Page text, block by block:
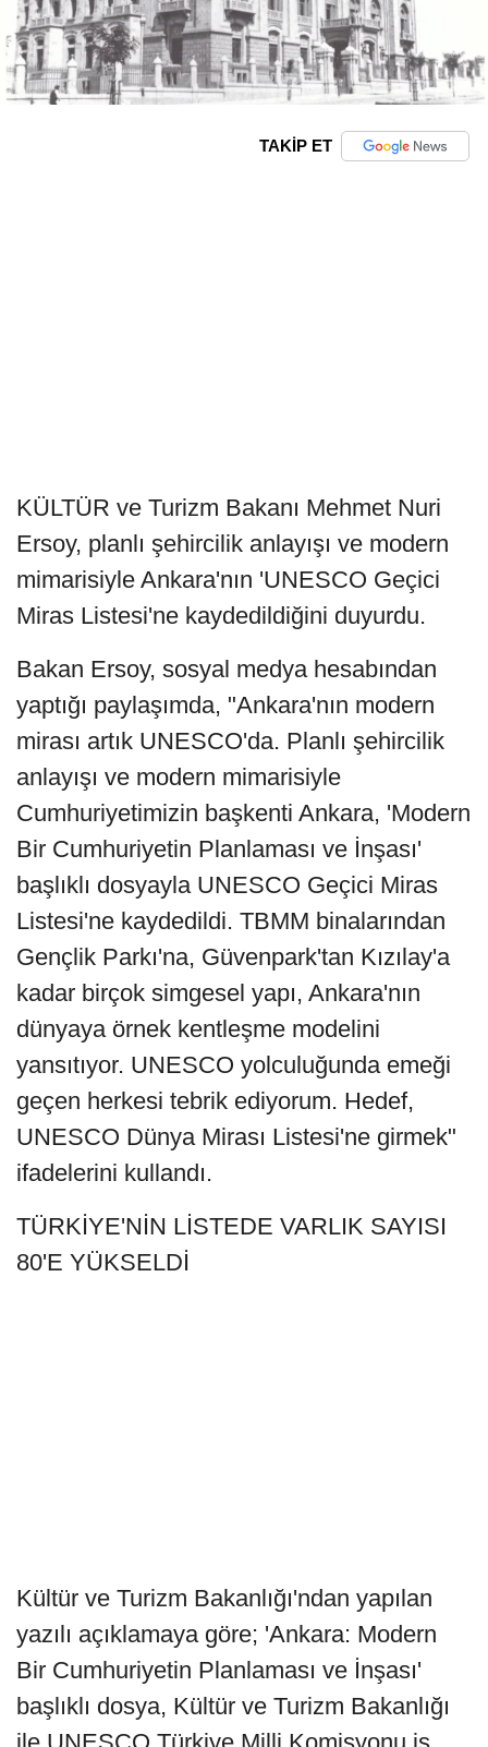
TAKİP ET
KÜLTÜR ve Turizm Bakanı Mehmet Nuri
Ersoy, planlı şehircilik anlayışı ve modern
mimarisiyle Ankara'nın 'UNESCO Geçici
Miras Listesi'ne kaydedildiğini duyurdu.
Bakan Ersoy, sosyal medya hesabından
yaptığı paylaşımda, "Ankara'nın modern
mirası artık UNESCO'da. Planlı şehircilik
anlayışı ve modern mimarisiyle
Cumhuriyetimizin başkenti Ankara, 'Modern
Bir Cumhuriyetin Planlaması ve İnşası'
başlıklı dosyayla UNESCO Geçici Miras
Listesi'ne kaydedildi. TBMM binalarından
Gençlik Parkı'na, Güvenpark'tan Kızılay'a
kadar birçok simgesel yapı, Ankara'nın
dünyaya örnek kentleşme modelini
yansıtıyor. UNESCO yolculuğunda emeği
geçen herkesi tebrik ediyorum. Hedef,
UNESCO Dünya Mirası Listesi'ne girmek"
ifadelerini kullandı.
TÜRKİYE'NİN LİSTEDE VARLIK SAYISI
80'E YÜKSELDİ
Kültür ve Turizm Bakanlığı'ndan yapılan
yazılı açıklamaya göre; 'Ankara: Modern
Bir Cumhuriyetin Planlaması ve İnşası'
başlıklı dosya, Kültür ve Turizm Bakanlığı